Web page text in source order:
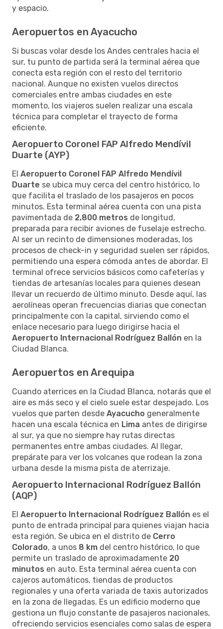
y espacio.
Aeropuertos en Ayacucho
Si buscas volar desde los Andes centrales hacia el
sur, tu punto de partida será la terminal aérea que
conecta esta región con el resto del territorio
nacional. Aunque no existen vuelos directos
comerciales entre ambas ciudades en este
momento, los viajeros suelen realizar una escala
técnica para completar el trayecto de forma
eficiente.
Aeropuerto Coronel FAP Alfredo Mendívil
Duarte (AYP)
El Aeropuerto Coronel FAP Alfredo Mendívil
Duarte se ubica muy cerca del centro histórico, lo
que facilita el traslado de los pasajeros en pocos
minutos. Esta terminal aérea cuenta con una pista
pavimentada de 2,800 metros de longitud,
preparada para recibir aviones de fuselaje estrecho.
Al ser un recinto de dimensiones moderadas, los
procesos de check-in y seguridad suelen ser rápidos,
permitiendo una espera cómoda antes de abordar. El
terminal ofrece servicios básicos como cafeterías y
tiendas de artesanías locales para quienes desean
llevar un recuerdo de último minuto. Desde aquí, las
aerolíneas operan frecuencias diarias que conectan
principalmente con la capital, sirviendo como el
enlace necesario para luego dirigirse hacia el
Aeropuerto Internacional Rodríguez Ballón en la
Ciudad Blanca.
Aeropuertos en Arequipa
Cuando aterrices en la Ciudad Blanca, notarás que el
aire es más seco y el cielo suele estar despejado. Los
vuelos que parten desde Ayacucho generalmente
hacen una escala técnica en Lima antes de dirigirse
al sur, ya que no siempre hay rutas directas
permanentes entre ambas ciudades. Al llegar,
prepárate para ver los volcanes que rodean la zona
urbana desde la misma pista de aterrizaje.
Aeropuerto Internacional Rodríguez Ballón
(AQP)
El Aeropuerto Internacional Rodríguez Ballón es el
punto de entrada principal para quienes viajan hacia
esta región. Se ubica en el distrito de Cerro
Colorado, a unos 8 km del centro histórico, lo que
permite un traslado de aproximadamente 20
minutos en auto. Esta terminal aérea cuenta con
cajeros automáticos, tiendas de productos
regionales y una oferta variada de taxis autorizados
en la zona de llegadas. Es un edificio moderno que
gestiona un flujo constante de pasajeros nacionales,
ofreciendo servicios esenciales como salas de espera